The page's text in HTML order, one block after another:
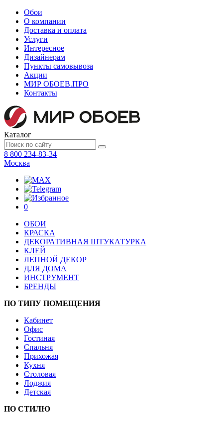
Обои
О компании
Доставка и оплата
Услуги
Интересное
Дизайнерам
Пункты самовывоза
Акции
МИР ОБОЕВ.ПРО
Контакты
Каталог
8 800 234-83-34
Москва
0
ОБОИ
КРАСКА
ДЕКОРАТИВНАЯ ШТУКАТУРКА
КЛЕЙ
ЛЕПНОЙ ДЕКОР
ДЛЯ ДОМА
ИНСТРУМЕНТ
БРЕНДЫ
ПО ТИПУ ПОМЕЩЕНИЯ
Кабинет
Офис
Гостиная
Спальня
Прихожая
Кухня
Столовая
Лоджия
Детская
ПО СТИЛЮ